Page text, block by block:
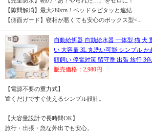
【隙間解消】最大280cm！ベッドをピタッと連結
【側面ガード】寝相が悪くても安心のボックス型<...
自動給餌器 自動給水器 一体型 猫 犬
い 大容量 3L 丸洗い可能 シンプル
頭飼い 停電対策 留守番 出張 旅行 3色
販売価格：2,980円
【電源不要の重力式】
置くだけですぐ使えるシンプル設計。
【大容量設計で長時間OK】
旅行・出張・急な外出でも安心。